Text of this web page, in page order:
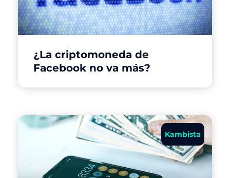
¿La criptomoneda de
Facebook no va más?
Kambista